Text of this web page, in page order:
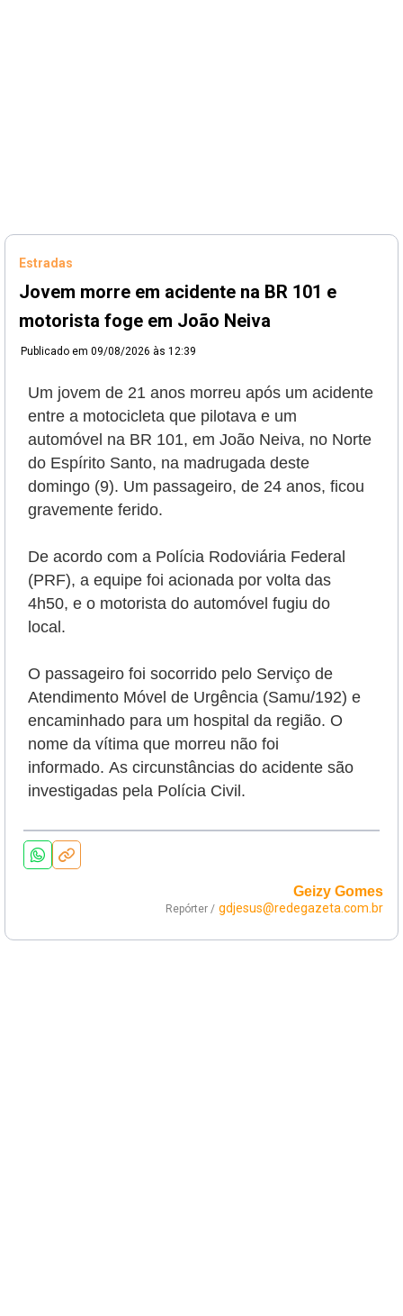
Estradas
Jovem morre em acidente na BR 101 e
motorista foge em João Neiva
Publicado em 09/08/2026 às 12:39
Um jovem de 21 anos morreu após um acidente
entre a motocicleta que pilotava e um
automóvel na BR 101, em João Neiva, no Norte
do Espírito Santo, na madrugada deste
domingo (9). Um passageiro, de 24 anos, ficou
gravemente ferido.
De acordo com a Polícia Rodoviária Federal
(PRF), a equipe foi acionada por volta das
4h50, e o motorista do automóvel fugiu do
local.
O passageiro foi socorrido pelo Serviço de
Atendimento Móvel de Urgência (Samu/192) e
encaminhado para um hospital da região. O
nome da vítima que morreu não foi
informado. As circunstâncias do acidente são
investigadas pela Polícia Civil.
Geizy Gomes
Repórter / gdjesus@redegazeta.com.br